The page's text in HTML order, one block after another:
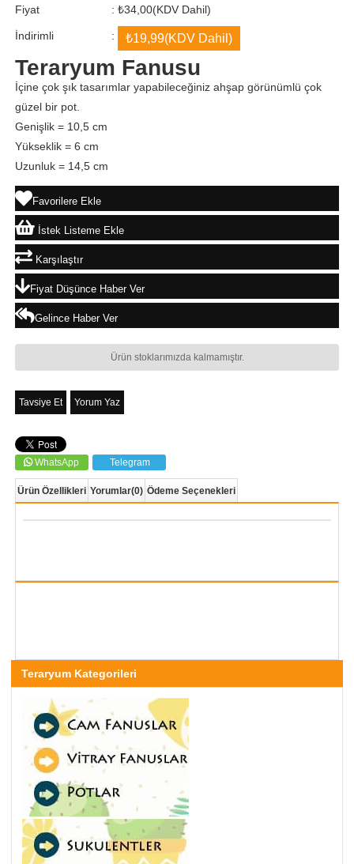
Fiyat : ₺34,00(KDV Dahil)
İndirimli : ₺19,99(KDV Dahil)
Teraryum Fanusu
İçine çok şık tasarımlar yapabileceğiniz ahşap görünümlü çok
güzel bir pot.
Genişlik = 10,5 cm
Yükseklik = 6 cm
Uzunluk = 14,5 cm
Favorilere Ekle
İstek Listeme Ekle
Karşılaştır
Fiyat Düşünce Haber Ver
Gelince Haber Ver
Ürün stoklarımızda kalmamıştır.
Tavsiye Et Yorum Yaz
WhatsApp Telegram
Ürün Özellikleri Yorumlar(0) Ödeme Seçenekleri
Teraryum Kategorileri